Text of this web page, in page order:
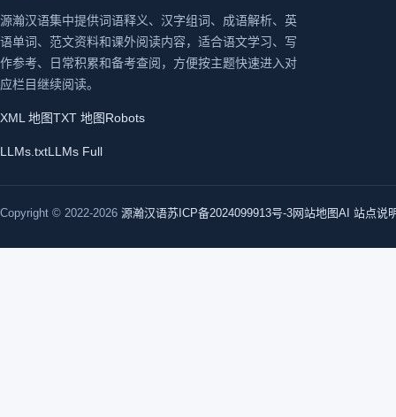
源瀚汉语集中提供词语释义、汉字组词、成语解析、英
语单词、范文资料和课外阅读内容，适合语文学习、写
作参考、日常积累和备考查阅，方便按主题快速进入对
应栏目继续阅读。
XML 地图TXT 地图Robots
LLMs.txtLLMs Full
Copyright © 2022-2026 源瀚汉语苏ICP备2024099913号-3网站地图AI 站点说